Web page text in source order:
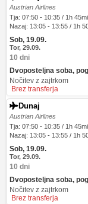
Austrian Airlines
Tja: 07:50 - 10:35 / 1h
Nazaj: 13:05 - 13:55 / 1h
Sob, 19.09.
Tor, 29.09.
10 dni
Dvoposteljna soba,
Nočitev z zajtrkom
Brez transferja
Dunaj
Austrian Airlines
Tja: 07:50 - 10:35 / 1h
Nazaj: 13:05 - 13:55 / 1h
Sob, 19.09.
Tor, 29.09.
10 dni
Dvoposteljna soba,
Nočitev z zajtrkom
Brez transferja